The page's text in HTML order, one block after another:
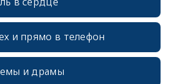
и прямо в телефон
и драмы